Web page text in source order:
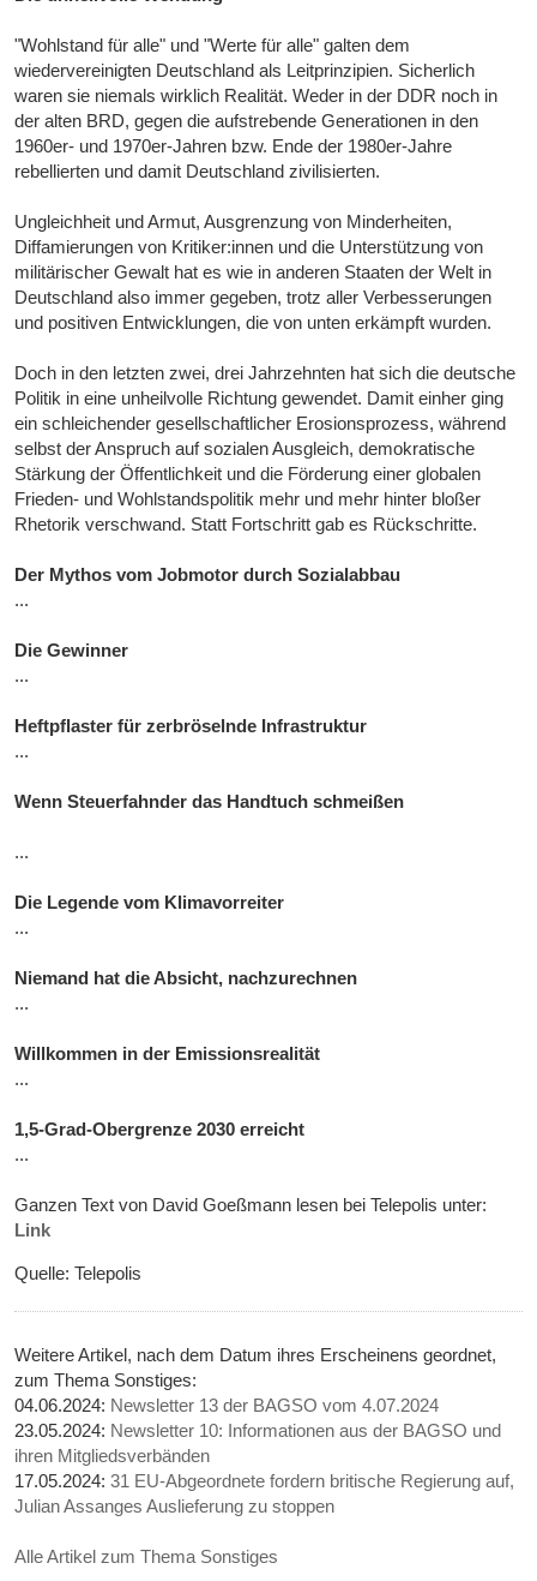
"Wohlstand für alle" und "Werte für alle" galten dem
wiedervereinigten Deutschland als Leitprinzipien. Sicherlich
waren sie niemals wirklich Realität. Weder in der DDR noch in
der alten BRD, gegen die aufstrebende Generationen in den
1960er- und 1970er-Jahren bzw. Ende der 1980er-Jahre
rebellierten und damit Deutschland zivilisierten.
Ungleichheit und Armut, Ausgrenzung von Minderheiten,
Diffamierungen von Kritiker:innen und die Unterstützung von
militärischer Gewalt hat es wie in anderen Staaten der Welt in
Deutschland also immer gegeben, trotz aller Verbesserungen
und positiven Entwicklungen, die von unten erkämpft wurden.
Doch in den letzten zwei, drei Jahrzehnten hat sich die deutsche
Politik in eine unheilvolle Richtung gewendet. Damit einher ging
ein schleichender gesellschaftlicher Erosionsprozess, während
selbst der Anspruch auf sozialen Ausgleich, demokratische
Stärkung der Öffentlichkeit und die Förderung einer globalen
Frieden- und Wohlstandspolitik mehr und mehr hinter bloßer
Rhetorik verschwand. Statt Fortschritt gab es Rückschritte.
Der Mythos vom Jobmotor durch Sozialabbau
...
Die Gewinner
...
Heftpflaster für zerbröselnde Infrastruktur
...
Wenn Steuerfahnder das Handtuch schmeißen
...
Die Legende vom Klimavorreiter
...
Niemand hat die Absicht, nachzurechnen
...
Willkommen in der Emissionsrealität
...
1,5-Grad-Obergrenze 2030 erreicht
...
Ganzen Text von David Goeßmann lesen bei Telepolis unter:
Link
Quelle: Telepolis
Weitere Artikel, nach dem Datum ihres Erscheinens geordnet,
zum Thema Sonstiges:
04.06.2024: Newsletter 13 der BAGSO vom 4.07.2024
23.05.2024: Newsletter 10: Informationen aus der BAGSO und
ihren Mitgliedsverbänden
17.05.2024:31 EU-Abgeordnete fordern britische Regierung auf,
Julian Assanges Auslieferung zu stoppen
Alle Artikel zum Thema Sonstiges